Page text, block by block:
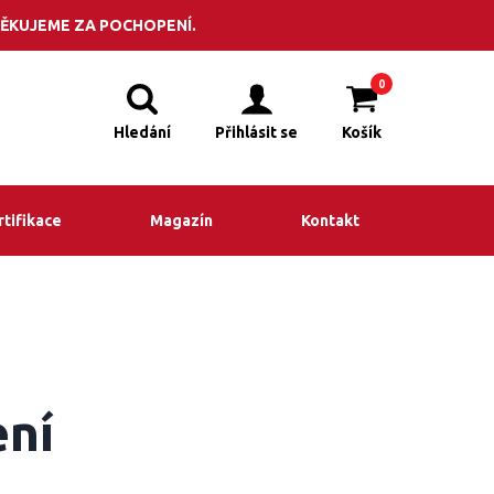
ZA POCHOPENÍ.
Volejte +420 495 523 201
Hledání Přihlásit se
0
Košík
Magazín Kontakt